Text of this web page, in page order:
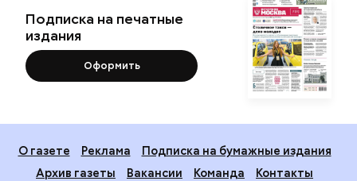
Подписка на печатные
издания
Оформить
О газете Реклама
Подписка на бумажные издания
Архив газеты
Вакансии Команда
Контакты